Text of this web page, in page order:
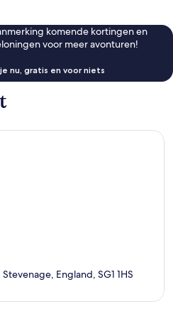
komende kortingen en
voor meer avonturen!
nu, gratis en voor niets
England, SG1 1HS